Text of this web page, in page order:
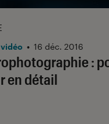
:
en détail
• 16 déc. 2016